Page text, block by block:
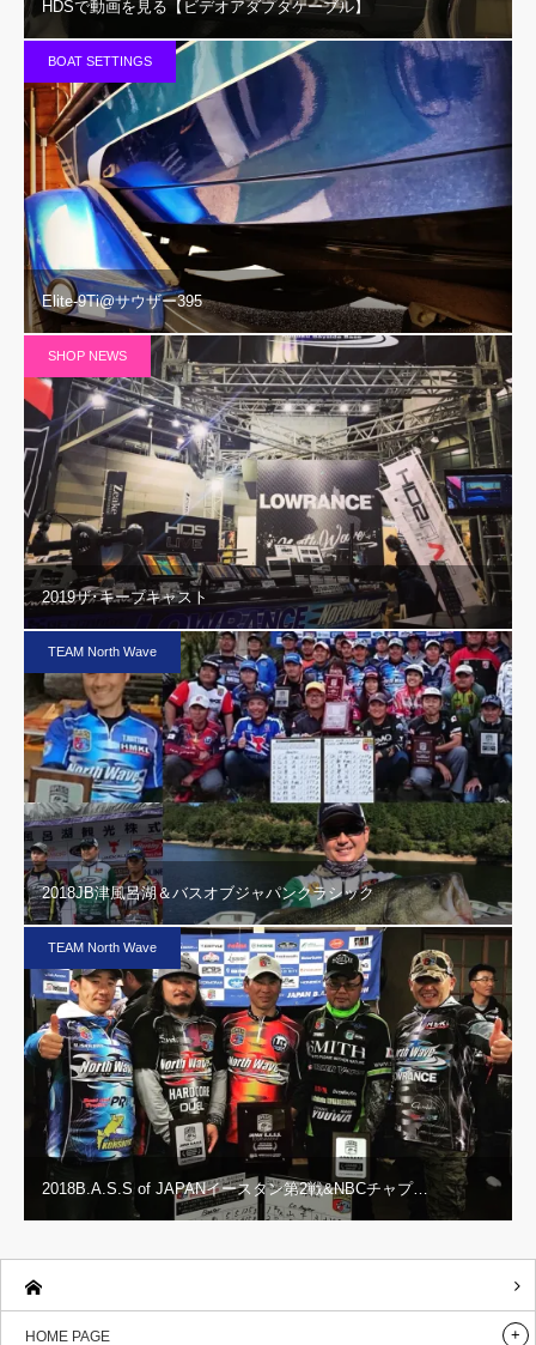
HDSで動画を見る【ビデオアダプタケーブル】
BOAT SETTINGS
Elite-9Ti@サウザー395
SHOP NEWS
2019ザ･キープキャスト
TEAM North Wave
2018JB津風呂湖＆バスオブジャパンクラシック
TEAM North Wave
2018B.A.S.S of JAPANイースタン第2戦&NBCチャプ…
HOME PAGE